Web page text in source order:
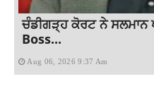
ਚੰਡੀਗੜ੍ਹ ਕੋਰਟ ਨੇ ਸਲਮਾਨ
Boss...
Aug 06, 2026 9:37 Am